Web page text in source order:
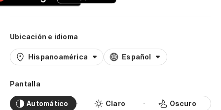
Ubicación e idioma
Hispanoamérica Español
Pantalla
Automático Claro Oscuro